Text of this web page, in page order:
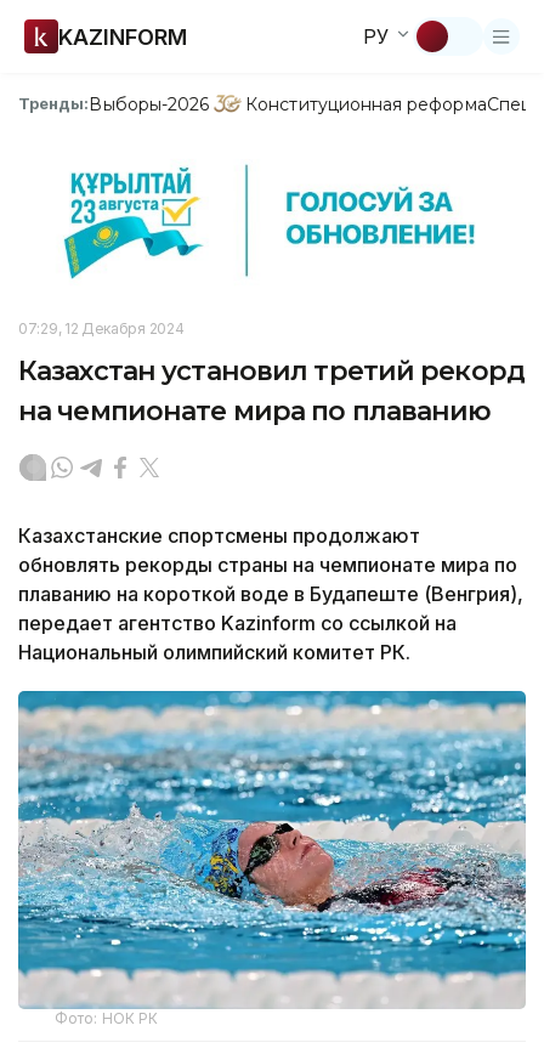
KAZINFORM РУ
Тренды:Выборы-2026 Конституционная реформа
07:29, 12 Декабря 2024
Казахстан установил третий рекорд
на чемпионате мира по плаванию
Казахстанские спортсмены продолжают
обновлять рекорды страны на чемпионате мира по
плаванию на короткой воде в Будапеште (Венгрия),
передает агентство Kazinform со ссылкой на
Национальный олимпийский комитет РК.
Фото: НОК РК